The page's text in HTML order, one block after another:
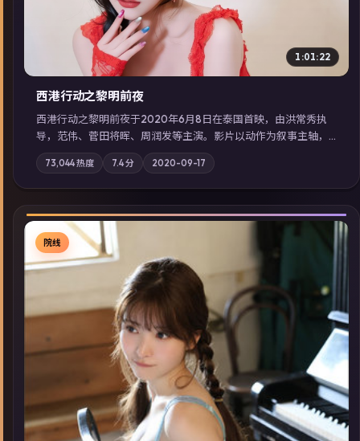
1:01:22
西港行动之黎明前夜
西港行动之黎明前夜于2020年6月8日在泰国首映，由洪常秀执
导，范伟、菅田将晖、周润发等主演。影片以动作为叙事主轴，
亲情与职责必须在倒计时结束前做出抉择；摄影与配乐强化地域
气质；站内亦可通过「国产免费观看高清电视剧在线看」延展检
索同类型高分佳作，畅享高清在线追剧体验。
73,044热度 7.4分 2020-09-17
院线